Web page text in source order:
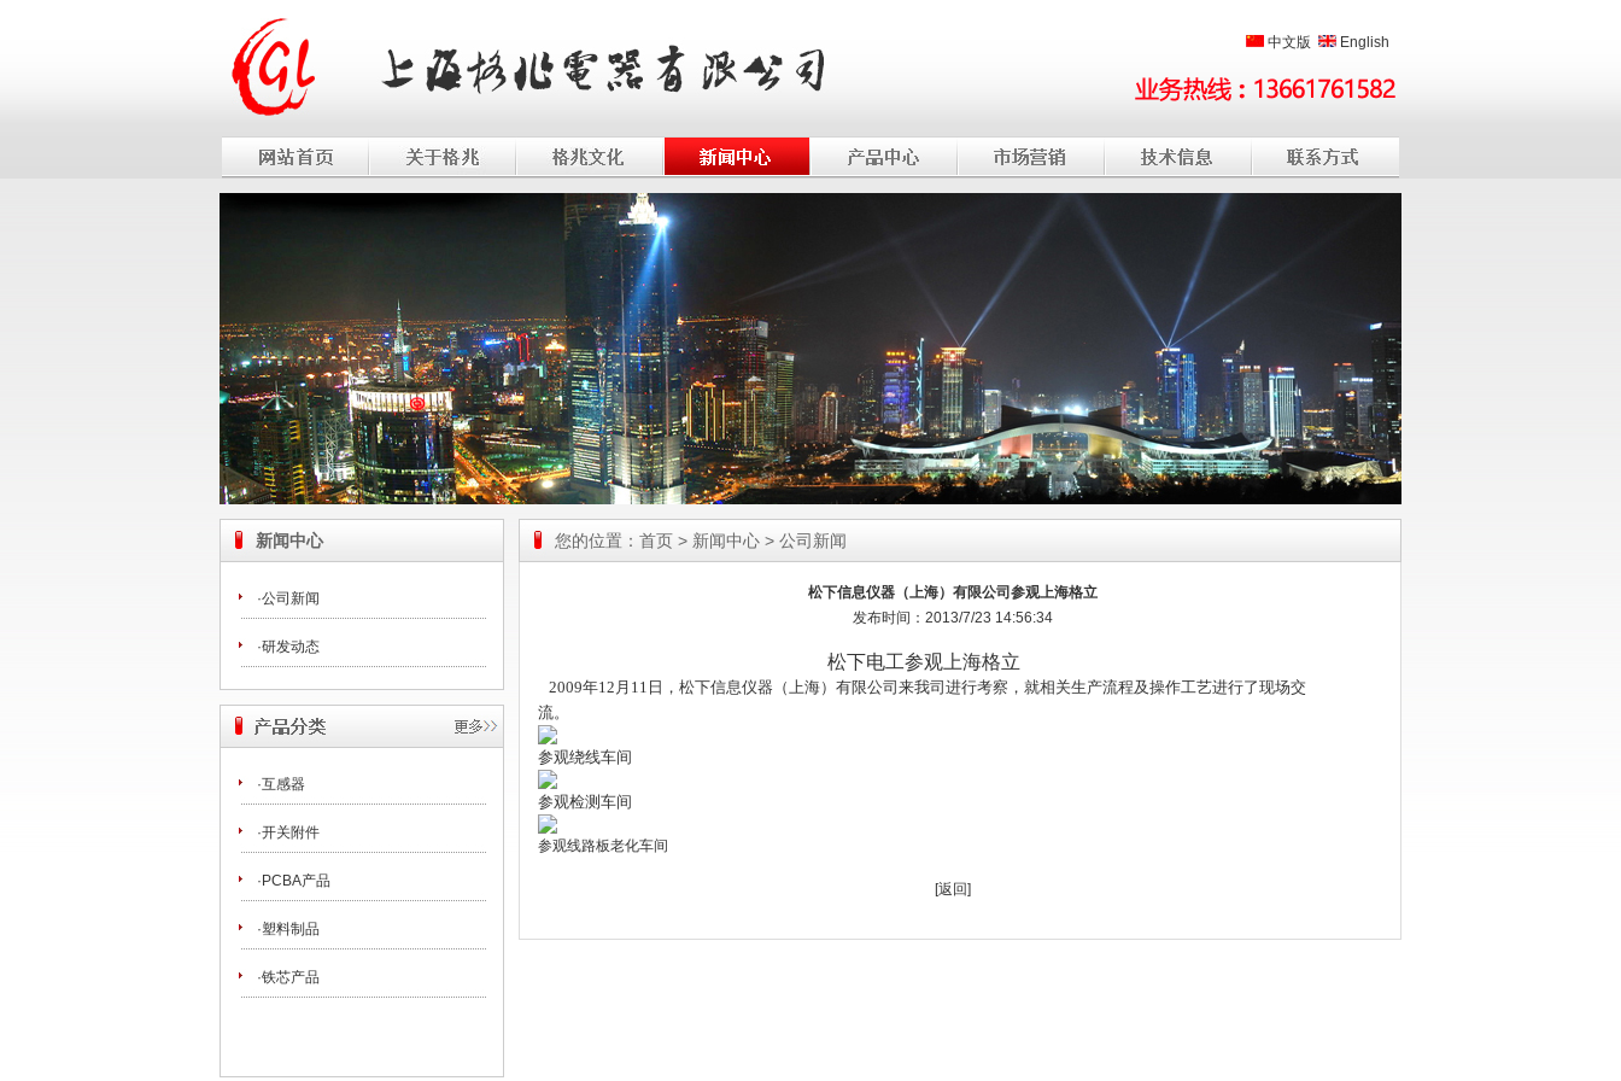
中文版 English
新闻中心
·公司新闻
·研发动态
·互感器
·开关附件
·PCBA产品
·塑料制品
·铁芯产品
您的位置： 首页 > 新闻中心 > 公司新闻
松下信息仪器（上海）有限公司参观上海格立
发布时间：2013/7/23 14:56:34
松下电工参观上海格立
2009年12月11日，松下信息仪器（上海）有限公司来我司进行考察，就相关生产流程及操作工艺进行了现场交
流。
参观绕线车间
参观检测车间
参观线路板老化车间
[返回]